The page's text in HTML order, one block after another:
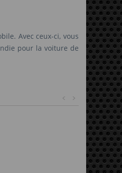
Avec ceux-ci, vous
pour la voiture de
>
<